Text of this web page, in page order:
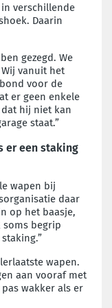
in verschillende
Daarin
gezegd. We
vanuit het
voor de
er geen enkele
hij niet kan
staat.”
er een staking
wapen bij
daar
op het baasje,
soms begrip
wapen.
aan vooraf met
wakker als er